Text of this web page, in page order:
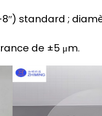
standard ;
de ±5 μm.